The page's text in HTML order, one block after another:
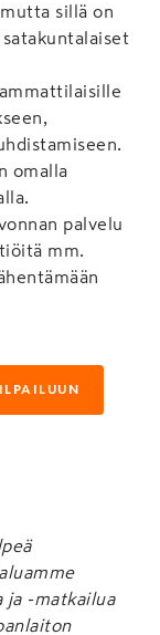
sillä on
omalla
palvelu
mm.
ja -matkailua